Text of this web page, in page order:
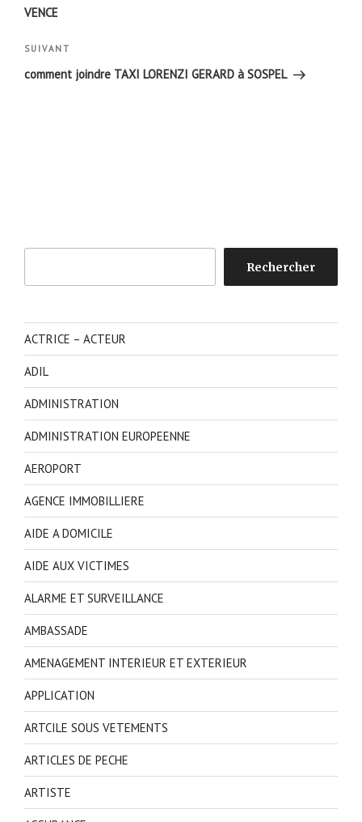
VENCE
Article
suivant
SUIVANT
comment joindre TAXI LORENZI GERARD à SOSPEL
Rechercher
ACTRICE – ACTEUR
ADIL
ADMINISTRATION
ADMINISTRATION EUROPEENNE
AEROPORT
AGENCE IMMOBILLIERE
AIDE A DOMICILE
AIDE AUX VICTIMES
ALARME ET SURVEILLANCE
AMBASSADE
AMENAGEMENT INTERIEUR ET EXTERIEUR
APPLICATION
ARTCILE SOUS VETEMENTS
ARTICLES DE PECHE
ARTISTE